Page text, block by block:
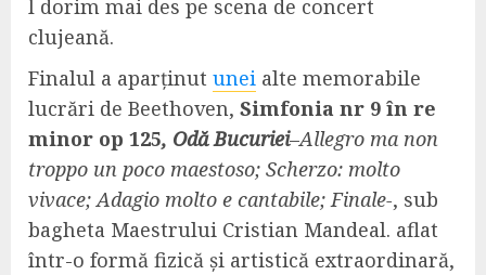
l dorim mai des pe scena de concert
clujeană.
Finalul a aparținut unei alte memorabile
lucrări de Beethoven, Simfonia nr 9 în re
minor op 125, Odă Bucuriei–Allegro ma non
troppo un poco maestoso; Scherzo: molto
vivace; Adagio molto e cantabile; Finale-, sub
bagheta Maestrului Cristian Mandeal. aflat
într-o formă fizică și artistică extraordinară,